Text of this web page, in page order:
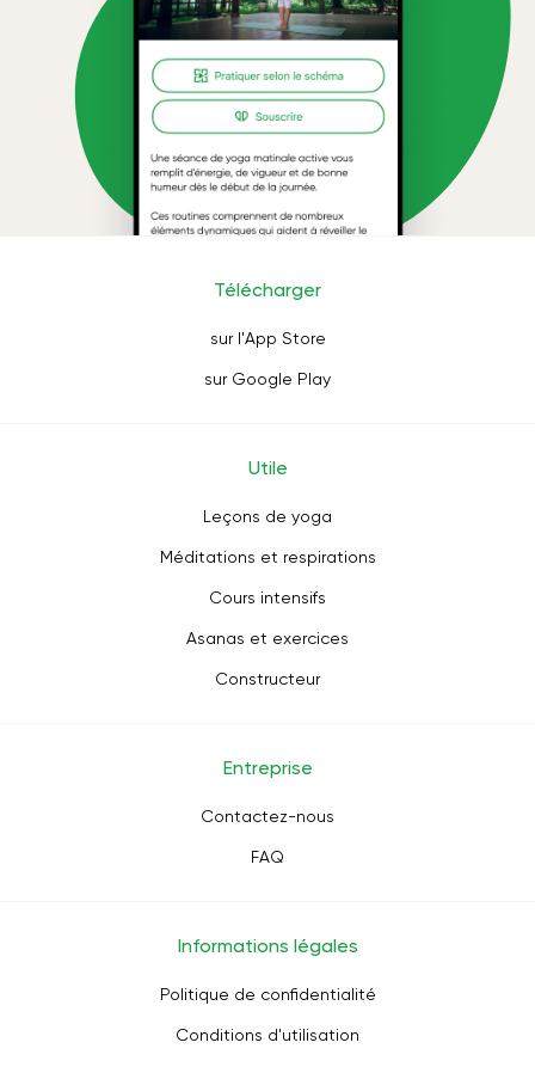
Télécharger
sur l'App Store
sur Google Play
Utile
Leçons de yoga
Méditations et respirations
Cours intensifs
Asanas et exercices
Constructeur
Entreprise
Contactez-nous
FAQ
Informations légales
Politique de confidentialité
Conditions d'utilisation